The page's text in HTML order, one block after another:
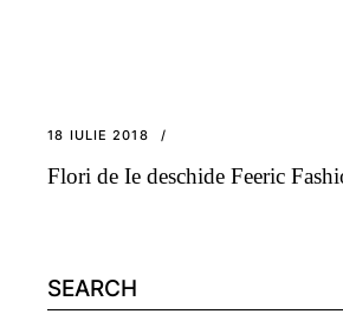
18 IULIE 2018
Flori de Ie deschide Feeric
Search
for: